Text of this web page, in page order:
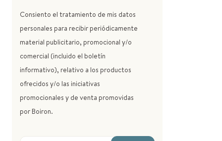
Consiento el tratamiento de mis datos
personales para recibir periódicamente
material publicitario, promocional y/o
comercial (incluido el boletín
informativo), relativo a los productos
ofrecidos y/o las iniciativas
promocionales y de venta promovidas
por Boiron.